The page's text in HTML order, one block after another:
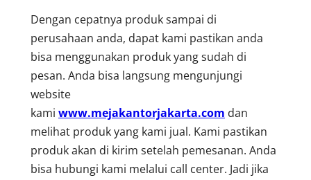
Dengan cepatnya produk sampai di
perusahaan anda, dapat kami pastikan anda
bisa menggunakan produk yang sudah di
pesan. Anda bisa langsung mengunjungi
website
kami www.mejakantorjakarta.com dan
melihat produk yang kami jual. Kami pastikan
produk akan di kirim setelah pemesanan. Anda
bisa hubungi kami melalui call center. Jadi jika